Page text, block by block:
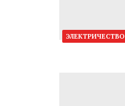
ЭЛЕКТРИЧЕСТВО